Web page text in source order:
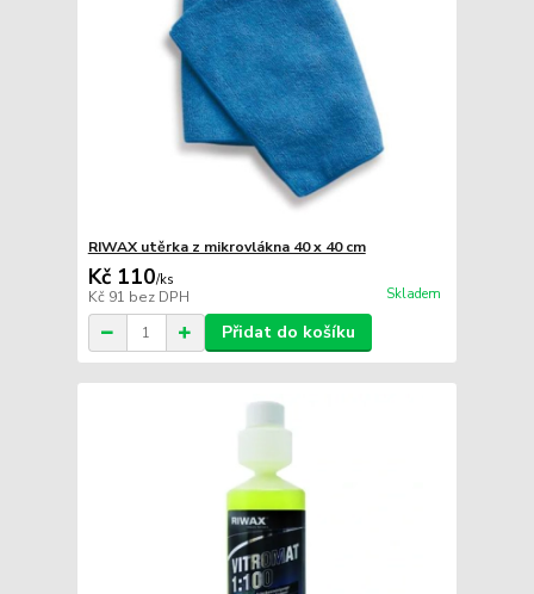
RIWAX utěrka z mikrovlákna 40 x 40 cm
Kč 110/ks
Kč 91 bez DPH Skladem
Přidat do košíku